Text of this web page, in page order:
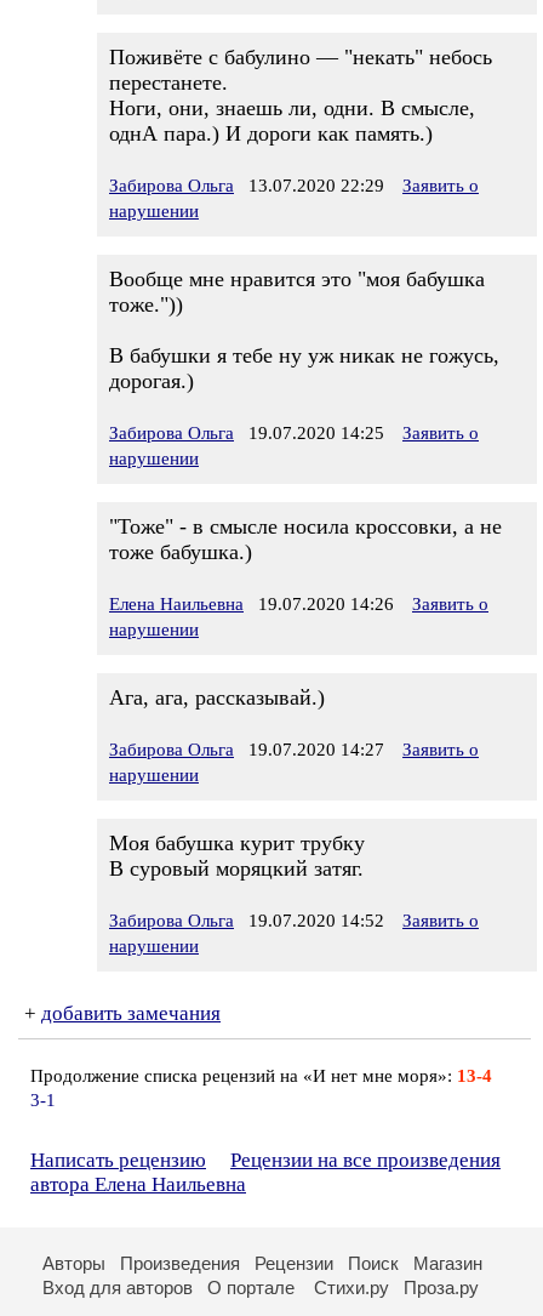
Поживёте с бабулино — "некать" небось
перестанете.
Ноги, они, знаешь ли, одни. В смысле,
однА пара.) И дороги как память.)
Забирова Ольга 13.07.2020 22:29
Заявить о
нарушении
Вообще мне нравится это "моя бабушка
тоже."))
В бабушки я тебе ну уж никак не гожусь,
дорогая.)
Забирова Ольга 19.07.2020 14:25
Заявить о
нарушении
"Тоже" - в смысле носила кроссовки, а не
тоже бабушка.)
Елена Наильевна 19.07.2020 14:26
Заявить о
нарушении
Ага, ага, рассказывай.)
Забирова Ольга 19.07.2020 14:27
Заявить о
нарушении
Моя бабушка курит трубку
В суровый моряцкий затяг.
Забирова Ольга 19.07.2020 14:52
Заявить о
нарушении
+ добавить замечания
Продолжение списка рецензий на «И нет мне моря»: 13-4
3-1
Написать рецензию
Рецензии на все произведения
автора Елена Наильевна
Авторы Произведения Рецензии Поиск
Магазин
Вход для авторов
О портале Стихи.ру Проза.ру